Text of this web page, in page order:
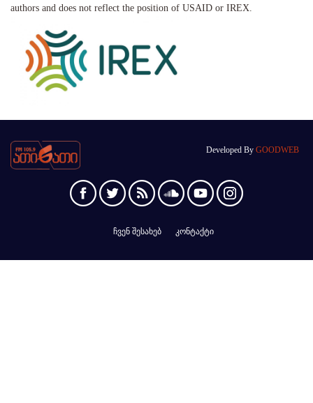
authors and does not reflect the position of USAID or IREX.
Developed By GOODWEB
ჩვენ შესახებ კონტაქტი